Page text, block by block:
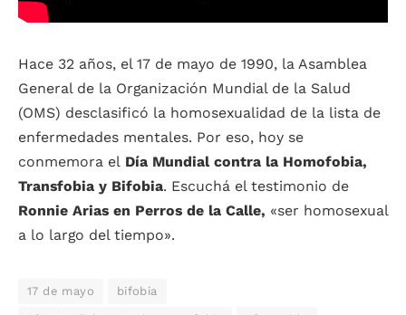
Hace 32 años, el 17 de mayo de 1990, la Asamblea
General de la Organización Mundial de la Salud
(OMS) desclasificó la homosexualidad de la lista de
enfermedades mentales. Por eso, hoy se
conmemora el Día Mundial contra la Homofobia,
Transfobia y Bifobia. Escuchá el testimonio de
Ronnie Arias en Perros de la Calle, «ser homosexual
a lo largo del tiempo».
17 de mayo bifobia